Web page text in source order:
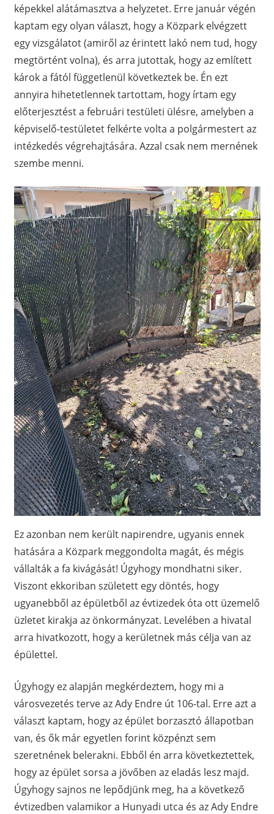
képekkel alátámasztva a helyzetet. Erre január végén
kaptam egy olyan választ, hogy a Közpark elvégzett
egy vizsgálatot (amiről az érintett lakó nem tud, hogy
megtörtént volna), és arra jutottak, hogy az említett
károk a fától függetlenül következtek be. Én ezt
annyira hihetetlennek tartottam, hogy írtam egy
előterjesztést a februári testületi ülésre, amelyben a
képviselő-testületet felkérte volta a polgármestert az
intézkedés végrehajtására. Azzal csak nem mernének
szembe menni.
Ez azonban nem került napirendre, ugyanis ennek
hatására a Közpark meggondolta magát, és mégis
vállalták a fa kivágását! Úgyhogy mondhatni siker.
Viszont ekkoriban született egy döntés, hogy
ugyanebből az épületből az évtizedek óta ott üzemelő
üzletet kirakja az önkormányzat. Levelében a hivatal
arra hivatkozott, hogy a kerületnek más célja van az
épülettel.
Úgyhogy ez alapján megkérdeztem, hogy mi a
városvezetés terve az Ady Endre út 106-tal. Erre azt a
választ kaptam, hogy az épület borzasztó állapotban
van, és ők már egyetlen forint közpénzt sem
szeretnének belerakni. Ebből én arra következtettek,
hogy az épület sorsa a jövőben az eladás lesz majd.
Úgyhogy sajnos ne lepődjünk meg, ha a következő
évtizedben valamikor a Hunyadi utca és az Ady Endre